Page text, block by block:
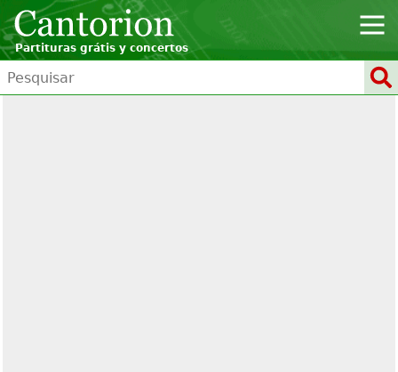
Partituras grátis y concertos